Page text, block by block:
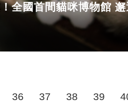
全國首間貓咪博物館
36 37 38 39